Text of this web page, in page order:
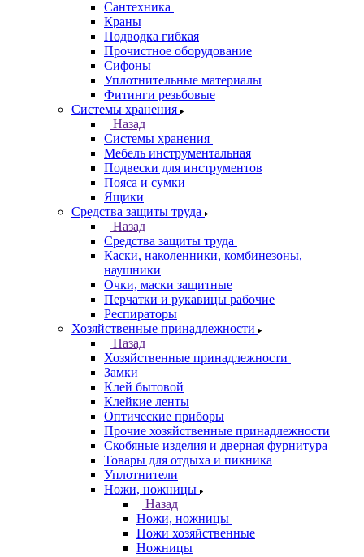
Сантехника
Краны
Подводка гибкая
Прочистное оборудование
Сифоны
Уплотнительные материалы
Фитинги резьбовые
Системы хранения
Назад
Системы хранения
Мебель инструментальная
Подвески для инструментов
Пояса и сумки
Ящики
Средства защиты труда
Назад
Средства защиты труда
Каски, наколенники, комбинезоны,
наушники
Очки, маски защитные
Перчатки и рукавицы рабочие
Респираторы
Хозяйственные принадлежности
Назад
Хозяйственные принадлежности
Замки
Клей бытовой
Клейкие ленты
Оптические приборы
Прочие хозяйственные принадлежности
Скобяные изделия и дверная фурнитура
Товары для отдыха и пикника
Уплотнители
Ножи, ножницы
Назад
Ножи, ножницы
Ножи хозяйственные
Ножницы